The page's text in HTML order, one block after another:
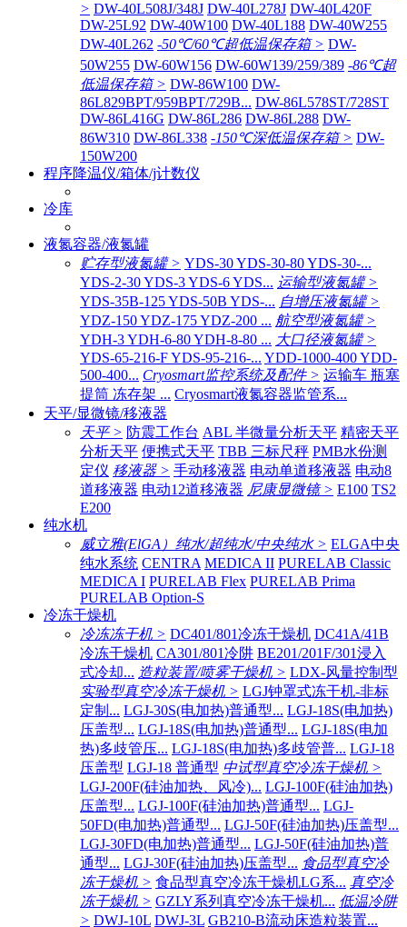
> DW-40L508J/348J DW-40L278J DW-40L420F
DW-25L92 DW-40W100 DW-40L188 DW-40W255
DW-40L262 -50℃/60℃超低温保存箱 > DW-
50W255 DW-60W156 DW-60W139/259/389 -86℃超
低温保存箱 > DW-86W100 DW-
86L829BPT/959BPT/729B... DW-86L578ST/728ST
DW-86L416G DW-86L286 DW-86L288 DW-
86W310 DW-86L338 -150℃深低温保存箱 > DW-
150W200
程序降温仪/箱体/j计数仪
冷库
液氮容器/液氮罐
贮存型液氮罐 > YDS-30 YDS-30-80 YDS-30-...
YDS-2-30 YDS-3 YDS-6 YDS... 运输型液氮罐 >
YDS-35B-125 YDS-50B YDS-... 自增压液氮罐 >
YDZ-150 YDZ-175 YDZ-200 ... 航空型液氮罐 >
YDH-3 YDH-6-80 YDH-8-80 ... 大口径液氮罐 >
YDS-65-216-F YDS-95-216-... YDD-1000-400 YDD-
500-400... Cryosmart监控系统及配件 > 运输车 瓶塞
提筒 冻存架 ... Cryosmart液氮容器监管系...
天平/显微镜/移液器
天平 > 防震工作台 ABL 半微量分析天平 精密天平
分析天平 便携式天平 TBB 三标尺秤 PMB水份测
定仪 移液器 > 手动移液器 电动单道移液器 电动8
道移液器 电动12道移液器 尼康显微镜 > E100 TS2
E200
纯水机
威立雅(ElGA）纯水/超纯水/中央纯水 > ELGA中央
纯水系统 CENTRA MEDICA II PURELAB Classic
MEDICA I PURELAB Flex PURELAB Prima
PURELAB Option-S
冷冻干燥机
冷冻冻干机 > DC401/801冷冻干燥机 DC41A/41B
冷冻干燥机 CA301/801冷阱 BE201/201F/301浸入
式冷却... 造粒装置/喷雾干燥机 > LDX-风量控制型
实验型真空冷冻干燥机 > LGJ钟罩式冻干机-非标
定制... LGJ-30S(电加热)普通型... LGJ-18S(电加热)
压盖型... LGJ-18S(电加热)普通型... LGJ-18S(电加
热)多歧管压... LGJ-18S(电加热)多歧管普... LGJ-18
压盖型 LGJ-18 普通型 中试型真空冷冻干燥机 >
LGJ-200F(硅油加热、风冷)... LGJ-100F(硅油加热)
压盖型... LGJ-100F(硅油加热)普通型... LGJ-
50FD(电加热)普通型... LGJ-50F(硅油加热)压盖型...
LGJ-30FD(电加热)普通型... LGJ-50F(硅油加热)普
通型... LGJ-30F(硅油加热)压盖型... 食品型真空冷
冻干燥机 > 食品型真空冷冻干燥机LG系... 真空冷
冻干燥机 > GZLY系列真空冷冻干燥机... 低温冷阱
> DWJ-10L DWJ-3L GB210-B流动床造粒装置...